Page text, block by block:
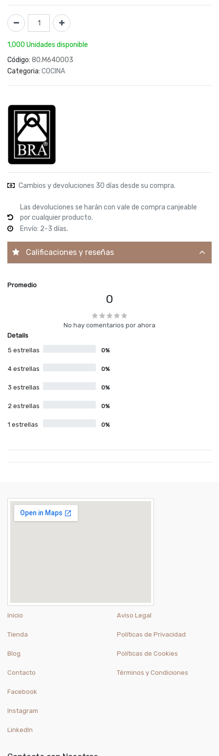
1,000 Unidades disponible
Código: 80.M640003
Categoria: COCINA
Cambios y devoluciones 30 días desde su compra.
Las devoluciones se harán con vale de compra canjeable
por cualquier producto.
Envío: 2-3 días.
Calificaciones y reseñas
Promedio
0
No hay comentarios por ahora
Details
5 estrellas
0%
4 estrellas 0%
3 estrellas 0%
2 estrellas 0%
1 estrellas 0%
Inicio
Tienda
Blog
Contacto
Aviso Legal
Políticas de Privacidad
Políticas de Cookies
Términos y Condiciones
Facebook
Instagram
LinkedIn